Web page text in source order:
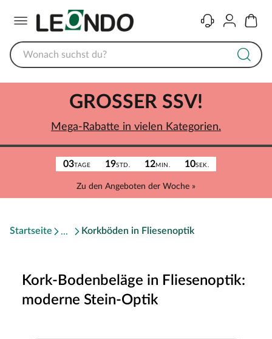
KontaktKonto
03TAGE 19STD. 12MIN. 10SEK.
Zu den Angeboten der Woche »
GROSSER SSV!
Mega-Rabatte in vielen Kategorien.
Startseite Korkböden in Fliesenoptik
Kork-Bodenbeläge in Fliesenoptik:
moderne Stein-Optik